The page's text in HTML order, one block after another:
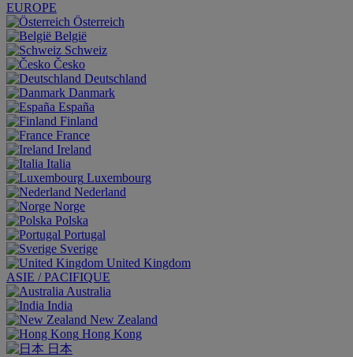
EUROPE
Österreich
België
Schweiz
Česko
Deutschland
Danmark
España
Finland
France
Ireland
Italia
Luxembourg
Nederland
Norge
Polska
Portugal
Sverige
United Kingdom
ASIE / PACIFIQUE
Australia
India
New Zealand
Hong Kong
日本